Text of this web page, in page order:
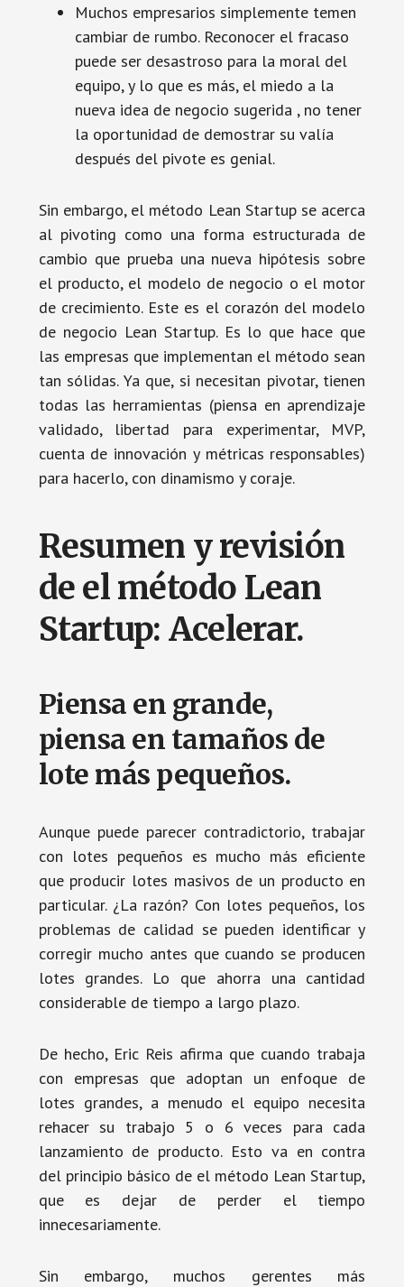
Muchos empresarios simplemente temen
cambiar de rumbo. Reconocer el fracaso
puede ser desastroso para la moral del
equipo, y lo que es más, el miedo a la
nueva idea de negocio sugerida , no tener
la oportunidad de demostrar su valía
después del pivote es genial.
Sin embargo, el método Lean Startup se acerca
al pivoting como una forma estructurada de
cambio que prueba una nueva hipótesis sobre
el producto, el modelo de negocio o el motor
de crecimiento. Este es el corazón del modelo
de negocio Lean Startup. Es lo que hace que
las empresas que implementan el método sean
tan sólidas. Ya que, si necesitan pivotar, tienen
todas las herramientas (piensa en aprendizaje
validado, libertad para experimentar, MVP,
cuenta de innovación y métricas responsables)
para hacerlo, con dinamismo y coraje.
Resumen y revisión
de el método Lean
Startup: Acelerar.
Piensa en grande,
piensa en tamaños de
lote más pequeños.
Aunque puede parecer contradictorio, trabajar
con lotes pequeños es mucho más eficiente
que producir lotes masivos de un producto en
particular. ¿La razón? Con lotes pequeños, los
problemas de calidad se pueden identificar y
corregir mucho antes que cuando se producen
lotes grandes. Lo que ahorra una cantidad
considerable de tiempo a largo plazo.
De hecho, Eric Reis afirma que cuando trabaja
con empresas que adoptan un enfoque de
lotes grandes, a menudo el equipo necesita
rehacer su trabajo 5 o 6 veces para cada
lanzamiento de producto. Esto va en contra
del principio básico de el método Lean Startup,
que es dejar de perder el tiempo
innecesariamente.
Sin embargo, muchos gerentes más